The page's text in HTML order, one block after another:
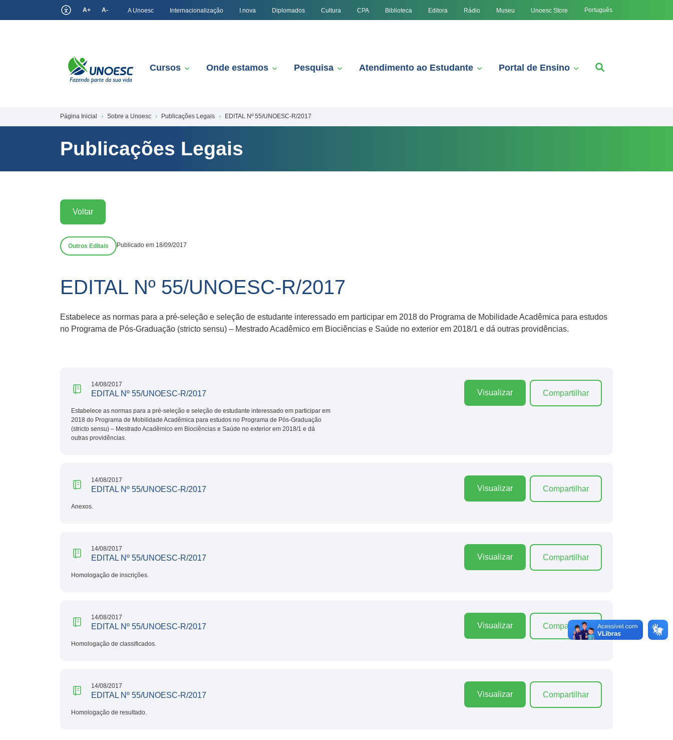
A+ A- A Unoesc Internacionalização I.nova Diplomados Cultura CPA Biblioteca Editora Rádio Museu Unoesc Store Português
Cursos Onde estamos Pesquisa Atendimento ao Estudante Portal de Ensino
Página Inicial Sobre a Unoesc Publicações Legais EDITAL Nº 55/UNOESC-R/2017
Publicações Legais
Voltar
Outros Editais Publicado em 18/09/2017
EDITAL Nº 55/UNOESC-R/2017
Estabelece as normas para a pré-seleção e seleção de estudante interessado em participar em 2018 do Programa de Mobilidade Acadêmica para estudos
no Programa de Pós-Graduação (stricto sensu) – Mestrado Acadêmico em Biociências e Saúde no exterior em 2018/1 e dá outras providências.
14/08/2017
EDITAL Nº 55/UNOESC-R/2017
Estabelece as normas para a pré-seleção e seleção de estudante interessado em participar em
2018 do Programa de Mobilidade Acadêmica para estudos no Programa de Pós-Graduação
(stricto sensu) – Mestrado Acadêmico em Biociências e Saúde no exterior em 2018/1 e dá
outras providências.
Visualizar Compartilhar
14/08/2017
EDITAL Nº 55/UNOESC-R/2017
Anexos.
Visualizar Compartilhar
14/08/2017
EDITAL Nº 55/UNOESC-R/2017
Homologação de inscrições.
Visualizar Compartilhar
14/08/2017
EDITAL Nº 55/UNOESC-R/2017
Homologação de classificados.
Visualizar Compartilhar
14/08/2017
EDITAL Nº 55/UNOESC-R/2017
Homologação de resultado.
Visualizar Compartilhar